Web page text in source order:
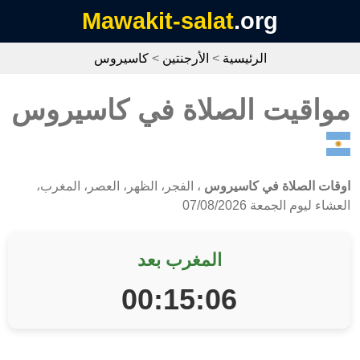
Mawakit-salat.org
الرئيسية > الأرجنتين > كاسيروس
مواقيت الصلاة في كاسيروس
اوقات الصلاة في كاسيروس ، الفجر، الظهر، العصر، المغرب،
العشاء ليوم الجمعة 07/08/2026
المغرب بعد
00:15:06